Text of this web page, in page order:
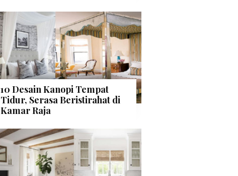
10 Desain Kanopi Tempat
Tidur, Serasa Beristirahat di
Kamar Raja